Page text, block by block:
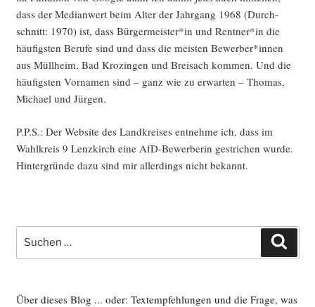
dass der Medi­an­wert beim Alter der Jahr­gang 1968 (Durch­
schnitt: 1970) ist, dass Bürgermeister*in und Rentner*in die
häu­figs­ten Beru­fe sind und dass die meis­ten Bewerber*innen
aus Müll­heim, Bad Kro­zin­gen und Brei­sach kom­men. Und die
häu­figs­ten Vor­na­men sind – ganz wie zu erwar­ten – Tho­mas,
Micha­el und Jürgen.
P.P.S.: Der Web­site des Land­krei­ses ent­neh­me ich, dass im
Wahl­kreis 9 Lenz­kirch eine AfD-Bewer­be­rin gestri­chen wur­de.
Hin­ter­grün­de dazu sind mir aller­dings nicht bekannt.
Suche
nach:
Über dieses Blog ... oder: Textempfehlungen und die Frage, was